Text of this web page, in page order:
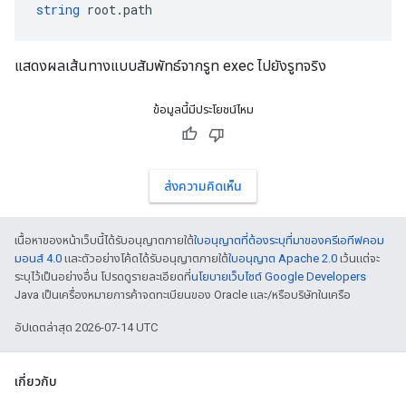
string root.path
แสดงผลเส้นทางแบบสัมพัทธ์จากรูท exec ไปยังรูทจริง
ข้อมูลนี้มีประโยชน์ไหม
ส่งความคิดเห็น
เนื้อหาของหน้าเว็บนี้ได้รับอนุญาตภายใต้ใบอนุญาตที่ต้องระบุที่มาของครีเอทีฟคอม
มอนส์ 4.0 และตัวอย่างโค้ดได้รับอนุญาตภายใต้ใบอนุญาต Apache 2.0 เว้นแต่จะ
ระบุไว้เป็นอย่างอื่น โปรดดูรายละเอียดที่นโยบายเว็บไซต์ Google Developers
Java เป็นเครื่องหมายการค้าจดทะเบียนของ Oracle และ/หรือบริษัทในเครือ
อัปเดตล่าสุด 2026-07-14 UTC
เกี่ยวกับ